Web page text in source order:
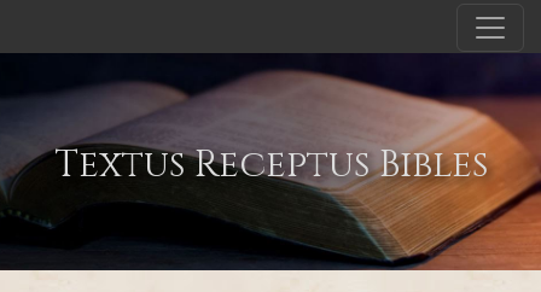
Textus Receptus Bibles